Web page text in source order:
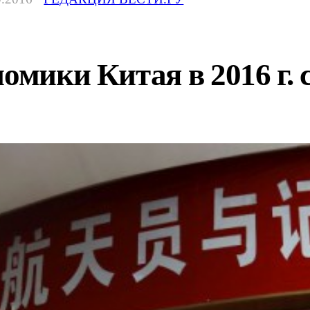
Китая в 2016 г.